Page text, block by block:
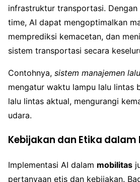
infrastruktur transportasi.
time, AI dapat mengoptimalkan
memprediksi kemacetan, dan
sistem transportasi secara
Contohnya, sistem manajemen
mengatur waktu lampu lalu lintas
lalu lintas aktual, mengurangi
udara.
Kebijakan dan Etika dalam
Implementasi AI dalam mobilitas
pertanyaan etis dan kebijakan.